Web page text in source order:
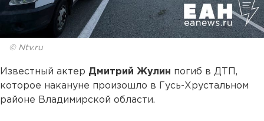
© Ntv.ru
Известный актер Дмитрий Жулин погиб в ДТП,
которое накануне произошло в Гусь-Хрустальном
районе Владимирской области.